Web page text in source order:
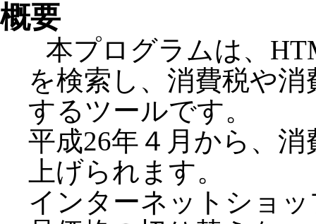
概要
本プログラムは、
を検索し、消費税や
するツールです。
平成26年４月から、
上げられます。
インターネットショ